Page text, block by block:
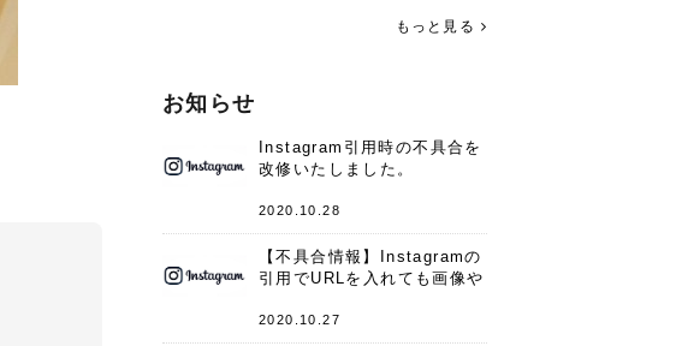
もっと見る
お知らせ
Instagram引用時の不具合を
改修いたしました。
2020.10.28
【不具合情報】Instagramの
引用でURLを入れても画像や
件
2020.10.27